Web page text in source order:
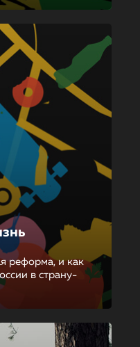
реформа, и как
в страну-